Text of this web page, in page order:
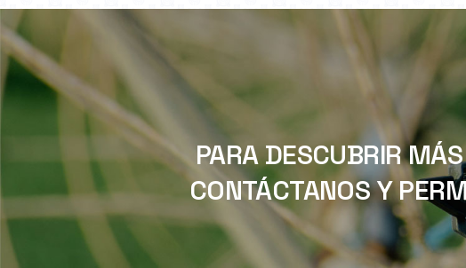
PARA DESCUBRIR
CONTÁCTANOS Y